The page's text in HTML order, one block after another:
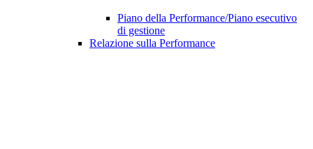
Piano della Performance/Piano esecutivo
di gestione
Relazione sulla Performance